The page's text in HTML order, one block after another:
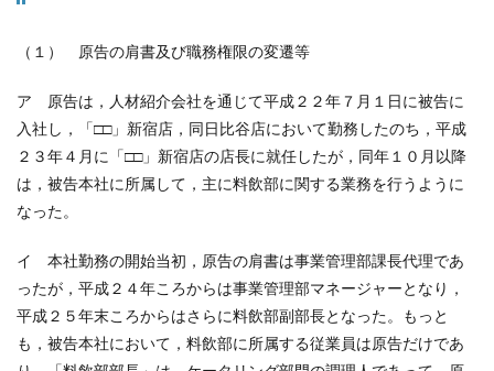
（１） 原告の肩書及び職務権限の変遷等
ア 原告は，人材紹介会社を通じて平成２２年７月１日に被告に
入社し，「□□」新宿店，同日比谷店において勤務したのち，平成
２３年４月に「□□」新宿店の店長に就任したが，同年１０月以降
は，被告本社に所属して，主に料飲部に関する業務を行うように
なった。
イ 本社勤務の開始当初，原告の肩書は事業管理部課長代理であ
ったが，平成２４年ころからは事業管理部マネージャーとなり，
平成２５年末ころからはさらに料飲部副部長となった。もっと
も，被告本社において，料飲部に所属する従業員は原告だけであ